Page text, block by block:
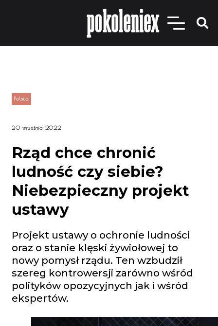
Polska
20 września 2022
Rząd chce chronić
ludność czy siebie?
Niebezpieczny projekt
ustawy
Projekt ustawy o ochronie ludności
oraz o stanie klęski żywiołowej to
nowy pomysł rządu. Ten wzbudził
szereg kontrowersji zarówno wśród
polityków opozycyjnych jak i wśród
ekspertów.